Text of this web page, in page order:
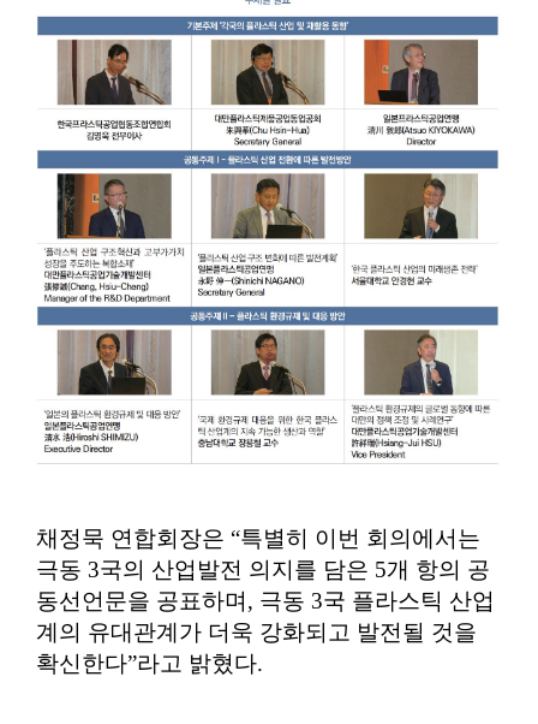
채정묵 연합회장은 “특별히 이번 회의에서는
극동 3국의 산업발전 의지를 담은 5개 항의 공
동선언문을 공표하며, 극동 3국 플라스틱 산업
계의 유대관계가 더욱 강화되고 발전될 것을
확신한다”라고 밝혔다.